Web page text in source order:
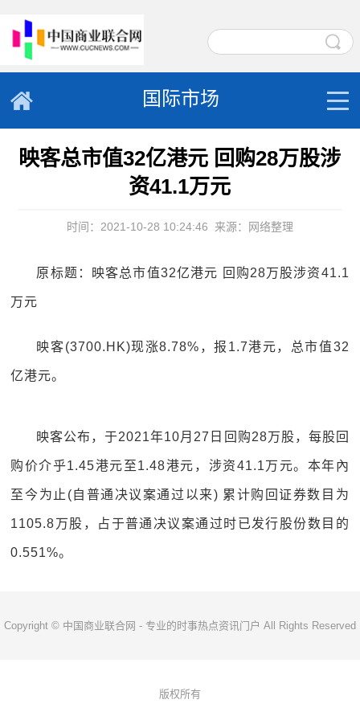
国际市场
映客总市值32亿港元 回购28万股涉
资41.1万元
时间：2021-10-28 10:24:46 来源：网络整理
原标题：映客总市值32亿港元 回购28万股涉资41.1
万元
映客(3700.HK)现涨8.78%，报1.7港元，总市值32
亿港元。
映客公布，于2021年10月27日回购28万股，每股回
购价介乎1.45港元至1.48港元，涉资41.1万元。本年內
至今为止(自普通决议案通过以来) 累计购回证券数目为
1105.8万股，占于普通决议案通过时已发行股份数目的
0.551%。
Copyright © 中国商业联合网 - 专业的时事热点资讯门户 All Rights Reserved
版权所有